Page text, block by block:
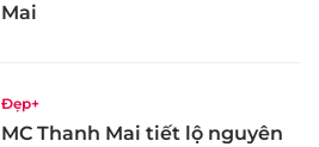
Mai
Đẹp+
MC Thanh Mai tiết lộ nguyên